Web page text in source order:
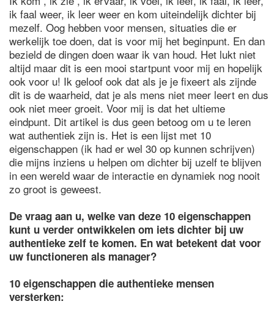
ik faal weer, ik leer weer en kom uiteindelijk dichter bij
mezelf. Oog hebben voor mensen, situaties die er
werkelijk toe doen, dat is voor mij het beginpunt. En dan
bezield de dingen doen waar ik van houd. Het lukt niet
altijd maar dit is een mooi startpunt voor mij en hopelijk
ook voor u! Ik geloof ook dat als je je fixeert als zijnde
dit is de waarheid, dat je als mens niet meer leert en dus
ook niet meer groeit. Voor mij is dat het ultieme
eindpunt. Dit artikel is dus geen betoog om u te leren
wat authentiek zijn is. Het is een lijst met 10
eigenschappen (ik had er wel 30 op kunnen schrijven)
die mijns inziens u helpen om dichter bij uzelf te blijven
in een wereld waar de interactie en dynamiek nog nooit
zo groot is geweest.
De vraag aan u, welke van deze 10 eigenschappen
kunt u verder ontwikkelen om iets dichter bij uw
authentieke zelf te komen. En wat betekent dat voor
uw functioneren als manager?
10 eigenschappen die authentieke mensen
versterken: